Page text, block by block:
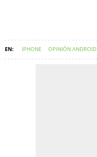
IPHONE OPINIÓN ANDROID